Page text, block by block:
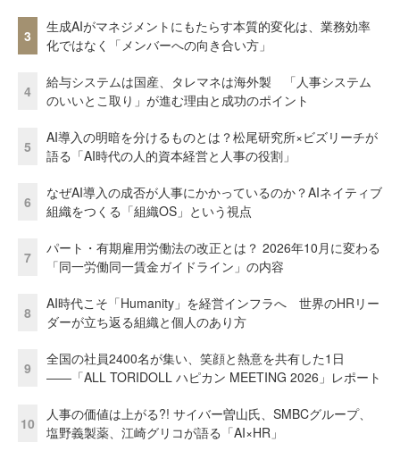
3
生成AIがマネジメントにもたらす本質的変化は、業務効率
化ではなく「メンバーへの向き合い方」
4
給与システムは国産、タレマネは海外製 「人事システム
のいいとこ取り」が進む理由と成功のポイント
5
AI導入の明暗を分けるものとは？松尾研究所×ビズリーチが
語る「AI時代の人的資本経営と人事の役割」
6
なぜAI導入の成否が人事にかかっているのか？AIネイティブ
組織をつくる「組織OS」という視点
7
パート・有期雇用労働法の改正とは？ 2026年10月に変わる
「同一労働同一賃金ガイドライン」の内容
8
AI時代こそ「Humanity」を経営インフラへ 世界のHRリー
ダーが立ち返る組織と個人のあり方
9
全国の社員2400名が集い、笑顔と熱意を共有した1日
――「ALL TORIDOLL ハピカン MEETING 2026」レポート
10
人事の価値は上がる?! サイバー曽山氏、SMBCグループ、
塩野義製薬、江崎グリコが語る「AI×HR」